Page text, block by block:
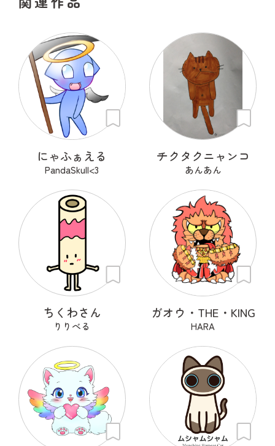
にゃふぁえる
PandaSkull<3
チクタクニャンコ
あんあん
ちくわさん
りりべる
ガオウ・THE・KING
HARA